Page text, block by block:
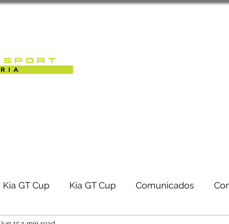
Kia GT Cup Kia GT Cup Comunicados